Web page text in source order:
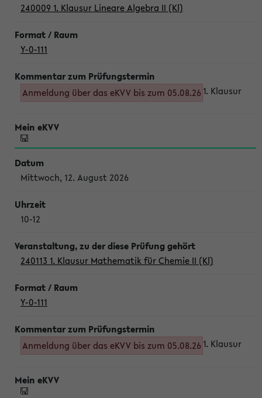
240009 1. Klausur Lineare Algebra II (Kl)
Y-0-111
Anmeldung über das eKVV bis zum 05.08.26 1. Klausur
Mittwoch, 12. August 2026
10-12
240113 1. Klausur Mathematik für Chemie II (Kl)
Y-0-111
Anmeldung über das eKVV bis zum 05.08.26 1. Klausur